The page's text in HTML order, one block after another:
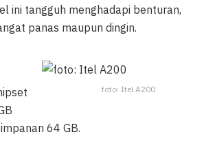
ini tangguh menghadapi benturan,
panas maupun dingin.
foto: Itel A200
64 GB.